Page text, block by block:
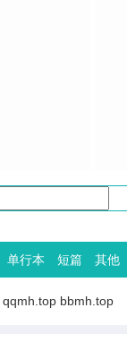
单行本 短篇 其他
qqmh.top bbmh.top